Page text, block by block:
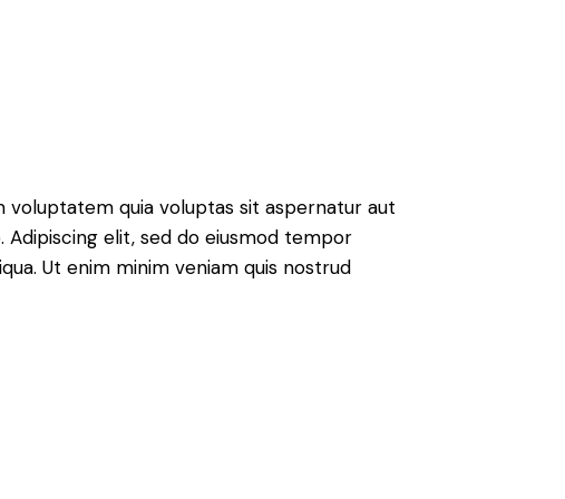
voluptatem quia voluptas sit aspernatur aut
Adipiscing elit, sed do eiusmod tempor
Ut enim minim veniam quis nostrud